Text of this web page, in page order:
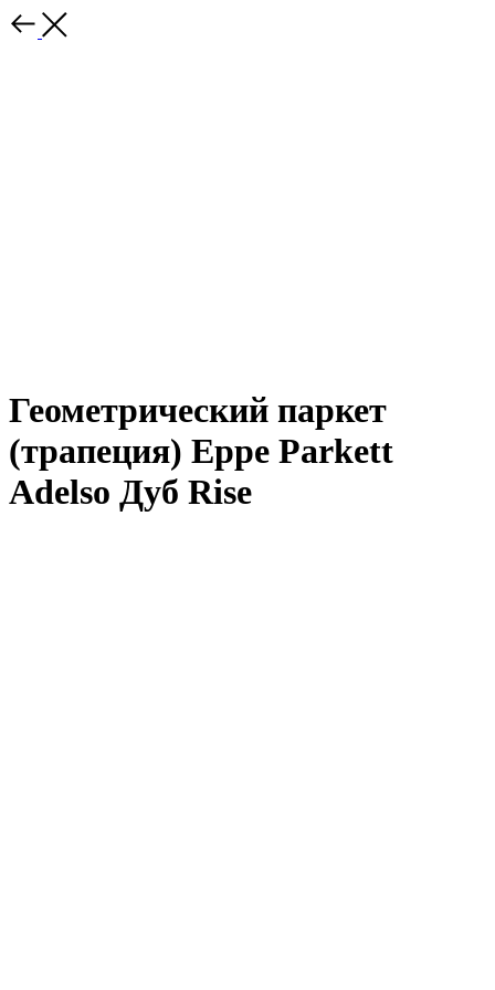
Геометрический паркет
(трапеция) Eppe Parkett
Adelso Дуб Rise